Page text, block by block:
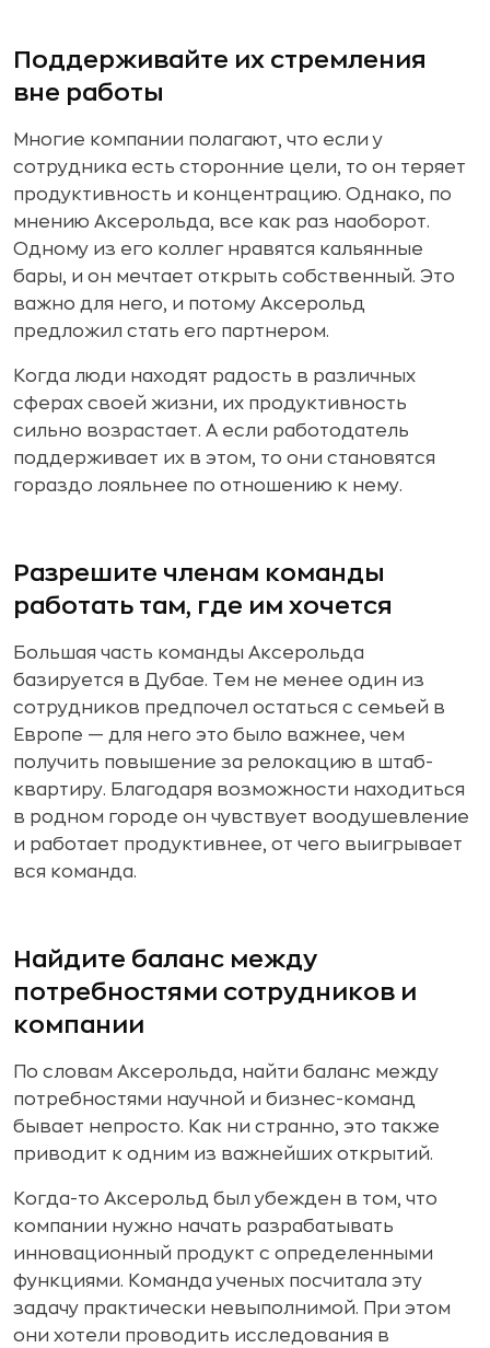
Поддерживайте их стремления
вне работы
Многие компании полагают, что если у
сотрудника есть сторонние цели, то он теряет
продуктивность и концентрацию. Однако, по
мнению Аксерольда, все как раз наоборот.
Одному из его коллег нравятся кальянные
бары, и он мечтает открыть собственный. Это
важно для него, и потому Аксерольд
предложил стать его партнером.
Когда люди находят радость в различных
сферах своей жизни, их продуктивность
сильно возрастает. А если работодатель
поддерживает их в этом, то они становятся
гораздо лояльнее по отношению к нему.
Разрешите членам команды
работать там, где им хочется
Большая часть команды Аксерольда
базируется в Дубае. Тем не менее один из
сотрудников предпочел остаться с семьей в
Европе — для него это было важнее, чем
получить повышение за релокацию в штаб-
квартиру. Благодаря возможности находиться
в родном городе он чувствует воодушевление
и работает продуктивнее, от чего выигрывает
вся команда.
Найдите баланс между
потребностями сотрудников и
компании
По словам Аксерольда, найти баланс между
потребностями научной и бизнес-команд
бывает непросто. Как ни странно, это также
приводит к одним из важнейших открытий.
Когда-то Аксерольд был убежден в том, что
компании нужно начать разрабатывать
инновационный продукт с определенными
функциями. Команда ученых посчитала эту
задачу практически невыполнимой. При этом
они хотели проводить исследования в